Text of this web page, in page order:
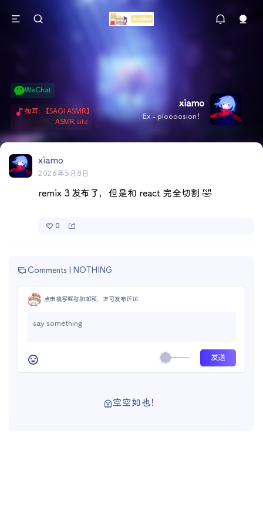
xiamo
Ex - ploooosion！
WeChat
掏耳: 【SAGI ASMR】今天就由阿米娅给博士掏耳吧「耳勺x鹅毛棒x吹气」 Hi-Res无损助眠 + 单刷: ASMR 精选4.0｜ 陪伴天花板 ✦扶扶の温柔哄睡 ✦ 顶级道具和语气词的交融 ✦ 扶桑大红花、
ASMR.site
xiamo
2026年5月8日
remix 3 发布了，但是和 react 完全切割 🤣
0
Comments | NOTHING
点击填写昵称和邮箱，方可发布评论
空空如也！